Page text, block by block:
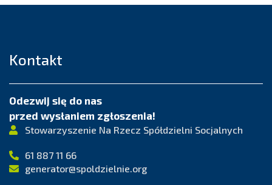
Kontakt
Odezwij się do nas
przed wysłaniem zgłoszenia!
Stowarzyszenie Na Rzecz Spółdzielni Socjalnych
61 887 11 66
generator@spoldzielnie.org